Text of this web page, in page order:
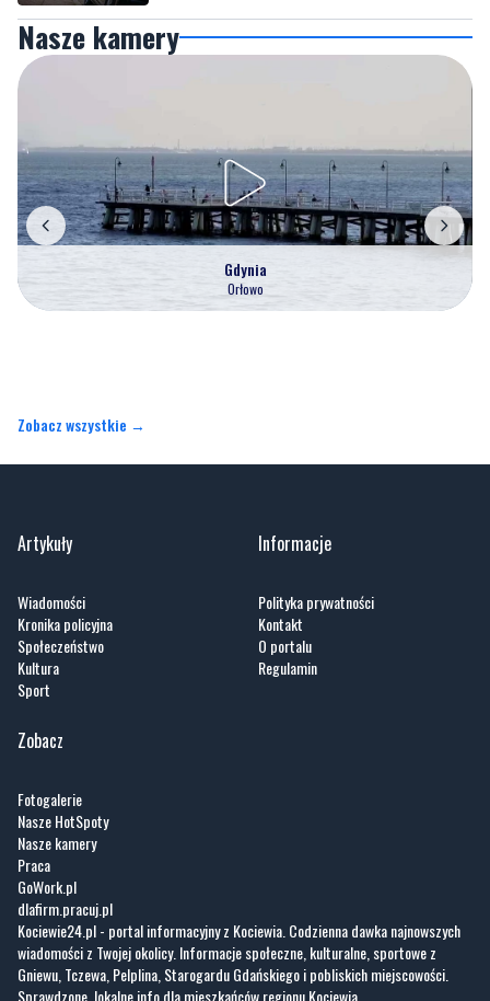
Gdynia
Orłowo
Artykuły
Kronika policyjna
Sport
Informacje
Kontakt
Zobacz
Nasze HotSpoty
GoWork.pl
dlafirm.pracuj.pl
Kociewie24.pl - portal informacyjny z Kociewia. Codzienna dawka najnowszych
wiadomości z Twojej okolicy. Informacje społeczne, kulturalne, sportowe z
Gniewu, Tczewa, Pelplina, Starogardu Gdańskiego i pobliskich miejscowości.
Sprawdzone, lokalne info dla mieszkańców regionu Kociewia.